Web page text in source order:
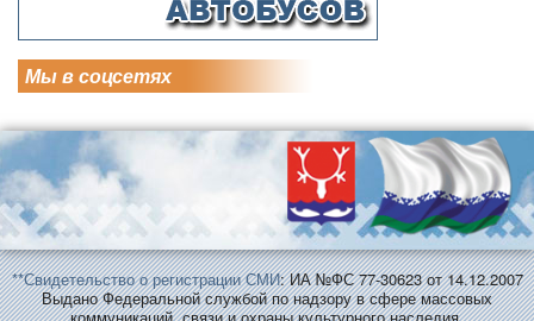
Мы в соцсетях
**Свидетельство о регистрации СМИ: ИА №ФС 77-30623 от 14.12.2007
Выдано Федеральной службой по надзору в сфере массовых